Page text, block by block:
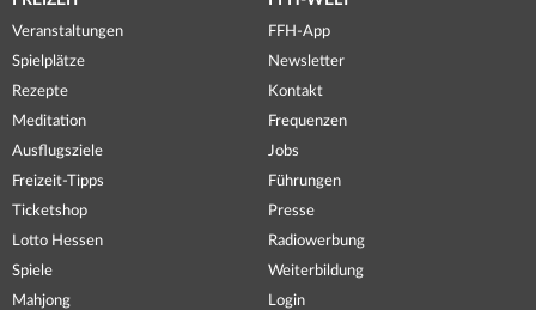
Veranstaltungen
Spielplätze
Rezepte
Meditation
Ausflugsziele
Freizeit-Tipps
Ticketshop
Lotto Hessen
Spiele
Mahjong
FFH-App
Newsletter
Kontakt
Frequenzen
Jobs
Führungen
Presse
Radiowerbung
Weiterbildung
Login